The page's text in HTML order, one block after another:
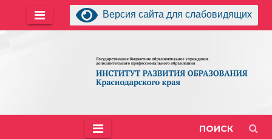
Версия сайта для слабовидящих
ПОИСК